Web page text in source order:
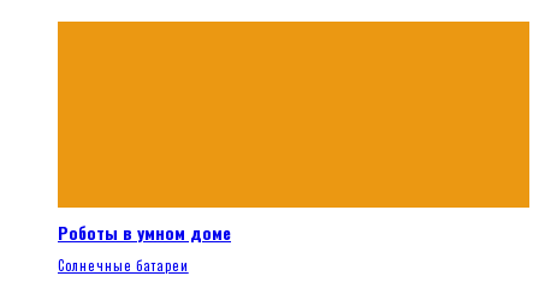
Роботы в умном доме
Солнечные батареи